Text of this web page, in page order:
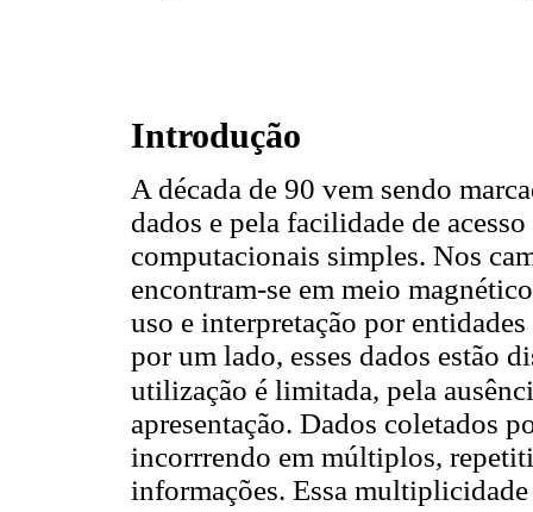
Introdução
A década de 90 vem sendo
dados e pela facilidade de
computacionais simples. Nos
encontram-se em meio
uso e interpretação por
por um lado, esses dados estão
utilização é limitada, pela
apresentação. Dados coletados
incorrrendo em múltiplos,
informações. Essa